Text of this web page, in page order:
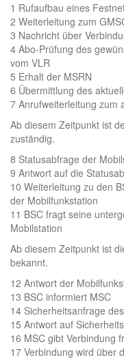
1 Rufaufbau eines
2 Weiterleitung zum
3 Nachricht über
4 Abo-Prüfung des
vom VLR
5 Erhalt der MSRN
6 Übermittlung des
7 Anrufweiterleitung zum
Ab diesem Zeitpunkt ist
zuständig.
8 Statusabfrage der
9 Antwort auf die
10 Weiterleitung zu den
der Mobilfunkstation
11 BSC fragt seine
Mobilstation
Ab diesem Zeitpunkt ist
bekannt.
12 Antwort der
13 BSC informiert MSC
14 Sicherheitsanfrage
15 Antwort auf
16 MSC gibt Verbindung
17 Verbindung wird über